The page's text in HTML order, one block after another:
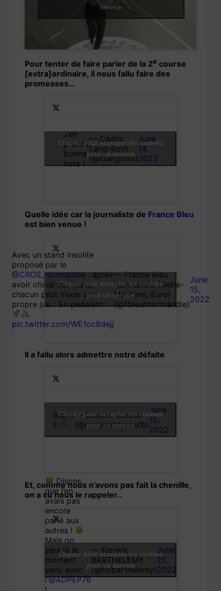
service
Pour tenter de faire parler de la 2e course
[extra]ordinaire, il nous fallu faire des
promesses…
J’en
prends
bonne
note !
— Cédric
Lang-Roth
(@clangroth)
June
14,
2022
Cliquez pour accepter les cookies
pour ce service
Quelle idée car la journaliste de France Bleu
est bien venue !
Avec un stand insolite
proposé par le
@CROS_Normandie: après
avoir choisi ses fruits,
chacun peut mixer son
propre jus… En pédalant
pic.twitter.com/WE1oc8dejj
— France Bleu
Normandie (Seine-
Maritime, Eure)
(@fbleuhnormandie)
June
15,
2022
Cliquez pour accepter les cookies
pour ce service
Il a fallu alors admettre notre défaite
Super
!!
— Coralie Moreau
(@coraliemoreaufb)
June
15,
2022
Cliquez pour accepter les cookies
pour ce service
Et, comme nous n’avons pas fait la chenille,
on a su nous le rappeler..
Disons
que j’en
avais pas
encore
parlé aux
autres !
Mais on
sera là le
moment
venu avec
l’@ADPEP76
— Florent
BARTHELEMY
(@flobarthelemy)
June
15,
2022
Cliquez pour accepter les cookies
pour ce service